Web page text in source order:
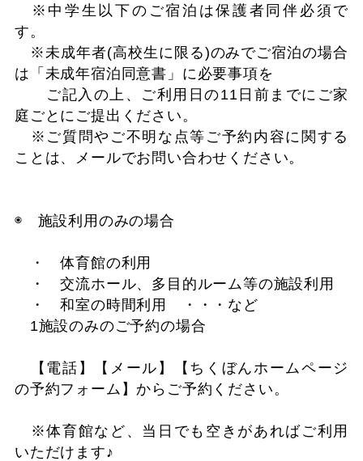
※中学生以下のご宿泊は保護者同伴必須で
す。
※未成年者(高校生に限る)のみでご宿泊の場合
は「未成年宿泊同意書」に必要事項を
ご記入の上、ご利用日の11日前までにご家
庭ごとにご提出ください。
※ご質問やご不明な点等ご予約内容に関する
ことは、メールでお問い合わせください。
◉ 施設利用のみの場合
・ 体育館の利用
・ 交流ホール、多目的ルーム等の施設利用
・ 和室の時間利用 ・・・など
1施設のみのご予約の場合
【電話】【メール】【ちくぼんホームページ
の予約フォーム】からご予約ください。
※体育館など、当日でも空きがあればご利用
いただけます♪